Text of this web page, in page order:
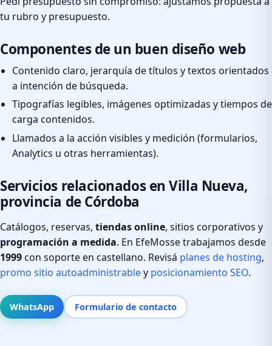
tu rubro y presupuesto.
Componentes de un buen diseño web
Contenido claro, jerarquía de títulos y textos orientados
a intención de búsqueda.
Tipografías legibles, imágenes optimizadas y tiempos de
carga contenidos.
Llamados a la acción visibles y medición (formularios,
Analytics u otras herramientas).
Servicios relacionados en Villa Nueva,
provincia de Córdoba
Catálogos, reservas, tiendas online, sitios corporativos y
programación a medida. En EfeMosse trabajamos desde
1999con soporte en castellano. Revisá planes de hosting,
promo sitio autoadministrabley posicionamiento SEO.
WhatsApp Formulario de contacto